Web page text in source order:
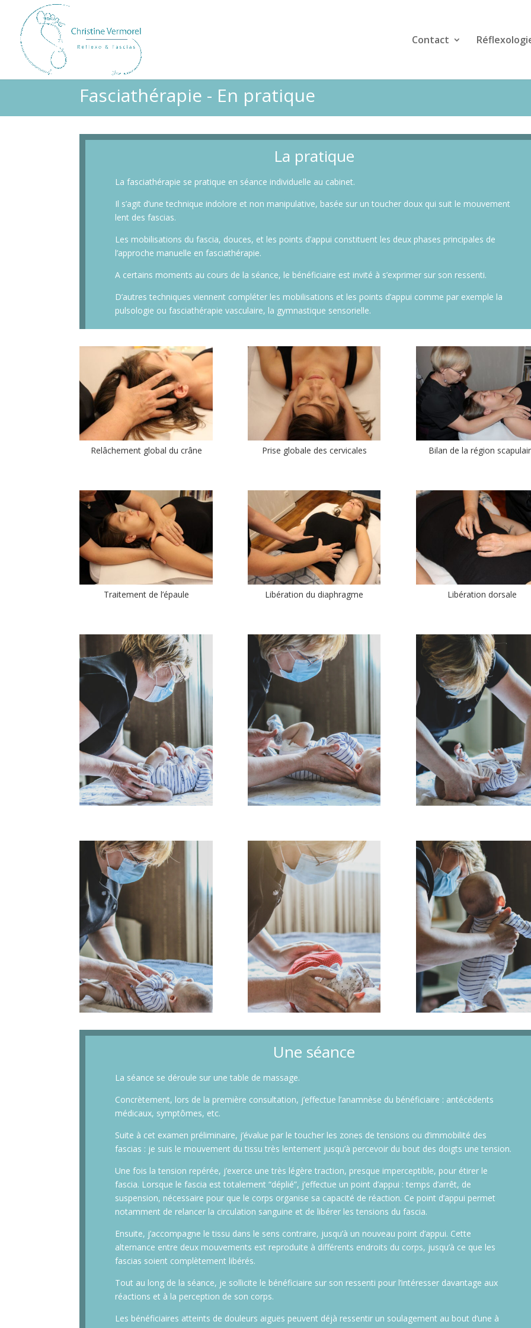
Contact
Fasciathérapie - En pratique
La pratique
La fasciathérapie se pratique en séance individuelle au cabinet.
Il s’agit d’une technique indolore et non manipulative, basée sur un toucher doux qui suit le mouvement
lent des fascias.
Les mobilisations du fascia, douces, et les points d’appui constituent les deux phases principales de
l’approche manuelle en fasciathérapie.
A certains moments au cours de la séance, le bénéficiaire est invité à s’exprimer sur son ressenti.
D’autres techniques viennent compléter les mobilisations et les points d’appui comme par exemple la
pulsologie ou fasciathérapie vasculaire, la gymnastique sensorielle.
Relâchement global du crâne Prise globale des cervicales Bilan de la région
Traitement de l’épaule Libération du diaphragme Libération dorsale
Une séance
La séance se déroule sur une table de massage.
Concrètement, lors de la première consultation, j’effectue l’anamnèse du bénéficiaire : antécédents
médicaux, symptômes, etc.
Suite à cet examen préliminaire, j’évalue par le toucher les zones de tensions ou d’immobilité des
fascias : je suis le mouvement du tissu très lentement jusqu’à percevoir du bout des doigts une tension.
Une fois la tension repérée, j’exerce une très légère traction, presque imperceptible, pour étirer le
fascia. Lorsque le fascia est totalement “déplié”, j’effectue un point d’appui : temps d’arrêt, de
suspension, nécessaire pour que le corps organise sa capacité de réaction. Ce point d’appui permet
notamment de relancer la circulation sanguine et de libérer les tensions du fascia.
Ensuite, j’accompagne le tissu dans le sens contraire, jusqu’à un nouveau point d’appui. Cette
alternance entre deux mouvements est reproduite à différents endroits du corps, jusqu’à ce que les
fascias soient complètement libérés.
Tout au long de la séance, je sollicite le bénéficiaire sur son ressenti pour l’intéresser davantage aux
réactions et à la perception de son corps.
Les bénéficiaires atteints de douleurs aiguës peuvent déjà ressentir un soulagement au bout d’une à